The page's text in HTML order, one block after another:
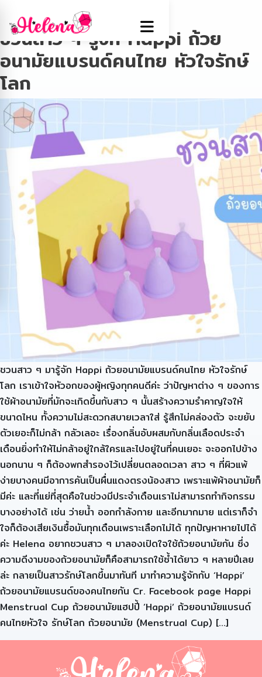
Tag:ถ้วยอนามัย
ชวนสาว ๆ รู้จัก Happi ถ้วย
อนามัยแบรนด์คนไทย หัวใจรักษ์
โลก
ชวนสาว ๆ มารู้จัก Happi ถ้วยอนามัยแบรนด์คนไทย หัวใจรักษ์
โลก เราเข้าใจหัวอกของผู้หญิงทุกคนดีค่ะ ว่าปัญหาต่าง ๆ ของการ
ใช้ผ้าอนามัยที่มักจะเกิดขึ้นกับสาว ๆ นั้นสร้างความรำคาญใจให้
ขนาดไหน ทั้งความไม่สะดวกสบายเวลาใส่ รู้สึกไม่คล่องตัว จะขยับ
ตัวเยอะก็ไม่กล้า กลัวเลอะ เรื่องกลิ่นอับผสมกับกลิ่นเลือดประจำ
เดือนยิ่งทำให้ไม่กล้าอยู่ใกล้ใครและไปอยู่ในที่คนเยอะ จะออกไปข้าง
นอกนาน ๆ ก็ต้องพกสำรองไว้เปลี่ยนตลอดเวลา สาว ๆ ที่ผิวแพ้
ง่ายบางคนมีอาการคันเป็นผื่นแดงตรงน้องสาว เพราะแพ้ผ้าอนามัยก็
มีค่ะ และที่แย่ที่สุดคือในช่วงมีประจำเดือนเราไม่สามารถทำกิจกรรม
บางอย่างได้ เช่น ว่ายน้ำ ออกกำลังกาย และอีกมากมาย แต่เราก็จำ
ใจก็ต้องเสียเงินซื้อมันทุกเดือนเพราะเลือกไม่ได้ ทุกปัญหาหายไปได้
ค่ะ Helena อยากชวนสาว ๆ มาลองเปิดใจใช้ถ้วยอนามัยกัน ซึ่ง
ความดีงามของถ้วยอนามัยก็คือสามารถใช้ซ้ำได้ยาว ๆ หลายปีเลย
ล่ะ กลายเป็นสาวรักษ์โลกขึ้นมาทันที มาทำความรู้จักกับ ‘Happi’
ถ้วยอนามัยแบรนด์ของคนไทยกัน Cr. Facebook page Happi
Menstrual Cup ถ้วยอนามัยแฮปปี้ ‘Happi’ ถ้วยอนามัยแบรนด์
คนไทยหัวใจ รักษ์โลก ถ้วยอนามัย (Menstrual Cup) […]